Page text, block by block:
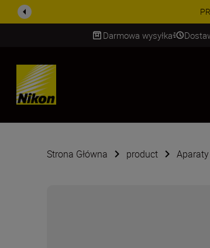
Darmowa wysyłka
SKIP
Strona Główna product Aparaty